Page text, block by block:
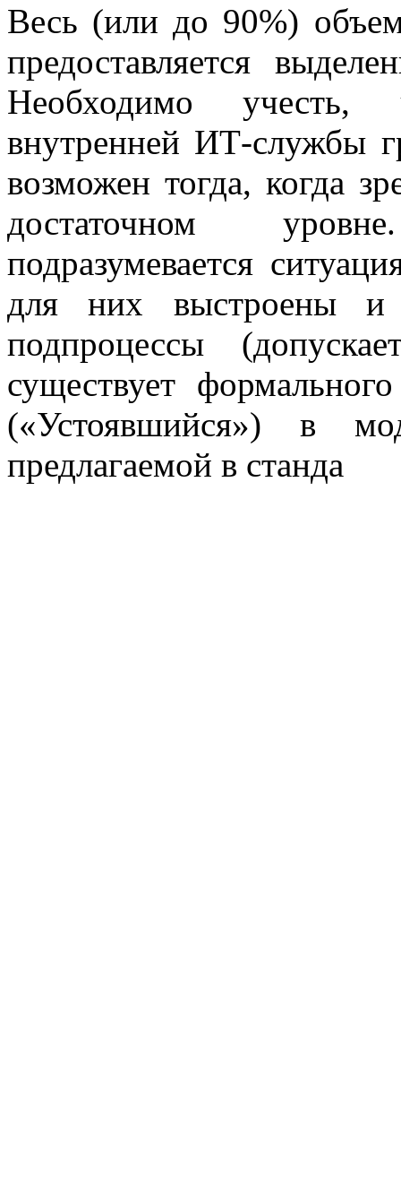
Весь (или до 90%)
предоставляется
Необходимо учесть,
внутренней ИТ-службы
возможен тогда, когда
достаточном
подразумевается
для них выстроены и
подпроцессы
существует
(«Устоявшийся») в
предлагаемой в станда